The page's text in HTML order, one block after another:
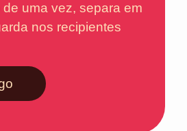
uma vez, separa em
nos recipientes